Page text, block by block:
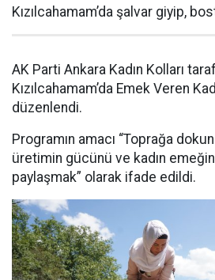
Kızılcahamam’da şalvar giyip,
AK Parti Ankara Kadın Kolları
Kızılcahamam’da Emek Veren
düzenlendi.
Programın amacı “Toprağa
üretimin gücünü ve kadın
paylaşmak” olarak ifade edildi.